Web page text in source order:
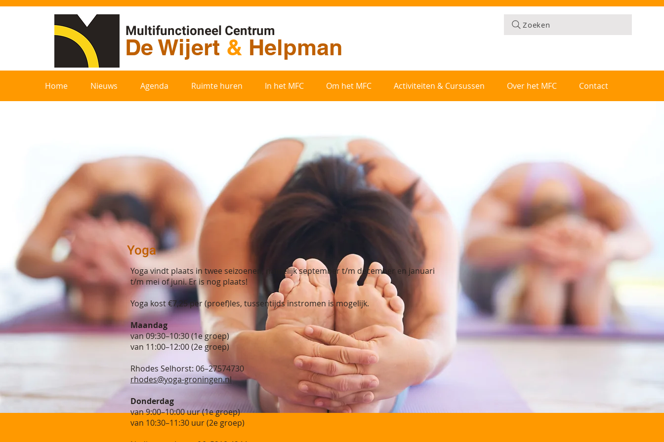
Multifunctioneel Centrum
De Wijert & Helpman
Zoeken
Home Nieuws Agenda Ruimte huren In het MFC Om het MFC Activiteiten & Cursussen Over het MFC Contact
Yoga
Yoga vindt plaats in twee seizoenen, namelijk september t/m december en januari
t/m mei of juni. Er is nog plaats!
Yoga kost €7,25 per (proef)les, tussentijds instromen is mogelijk.
Maandag
van 09:30–10:30 (1e groep)
van 11:00–12:00 (2e groep)
Rhodes Selhorst: 06–27574730
rhodes@yoga-groningen.nl
Donderdag
van 9:00–10:00 uur (1e groep)
van 10:30–11:30 uur (2e groep)